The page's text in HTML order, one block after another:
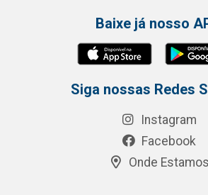
Baixe já nosso
Siga nossas Redes
Instagram
Facebook
Onde Estamos